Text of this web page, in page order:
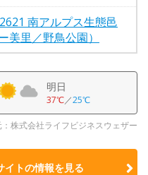
南アルプス生態邑
美里／野鳥公園）
明日
37℃／25℃
株式会社ライフビジネスウェザー
イトの情報を見る